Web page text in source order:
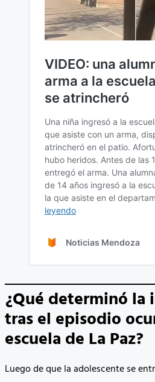
¿Qué determinó la
tras el episodio
escuela de La Paz?
Luego de que la adolescente se